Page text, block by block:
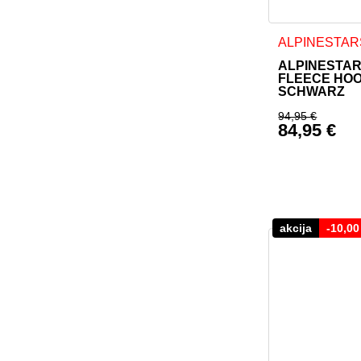
FLEECE
SCHWARZ
94,95€
84,95€
Dieses
akcija -